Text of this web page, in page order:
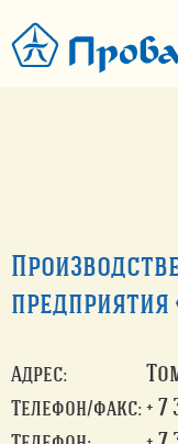
предприятия
Адрес:
Телефон/факс: + 7